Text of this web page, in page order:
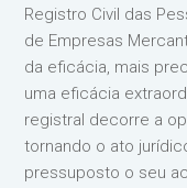
Registro Civil das
de Empresas
da eficácia, mais
uma eficácia
registral decorre a
tornando o ato
pressuposto o seu